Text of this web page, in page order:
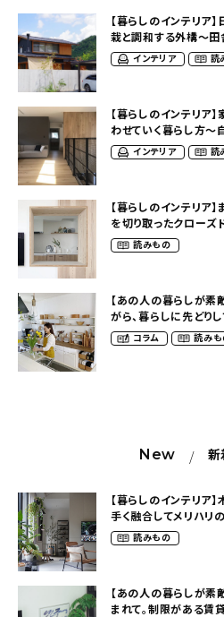
【暮らしのインテリア
栽と調和する外構〜
ち（ayumi2519さん）
インテリア 読
【暮らしのインテリア
わせていく暮らし方〜
（srms_houseさん）
インテリア 読
【暮らしのインテリア
を切り取ったクローズ
あるおうち（
読みもの
【あの人の暮らしが素
がら、暮らしに先どり
（asamiiimasaさん）
コラム 読みも
New 新
【暮らしのインテリア
手く融合してメリハリ
らす（ki_no_ieさん）
読みもの
【あの人の暮らしが素
まれて。制限がある賃